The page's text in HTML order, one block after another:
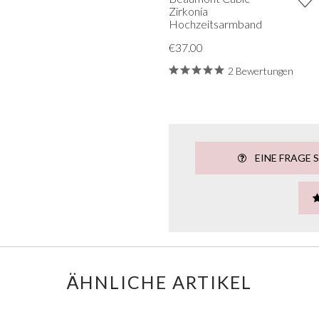
Zirkonia
Hochzeitsarmband
€37.00
2 Bewertungen
EINE FRAGE
ÄHNLICHE ARTIKEL